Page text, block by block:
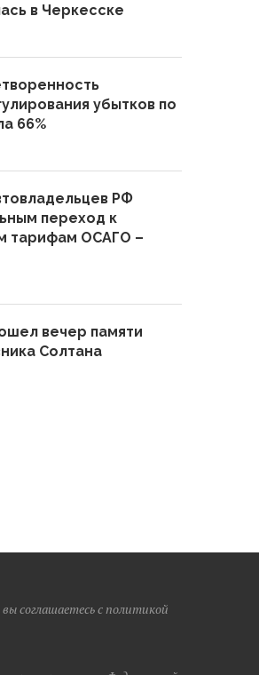
в Черкесске
убытков по
66%
РФ
переход к
тарифам ОСАГО –
вечер памяти
Солтана
соглашаетесь с политикой